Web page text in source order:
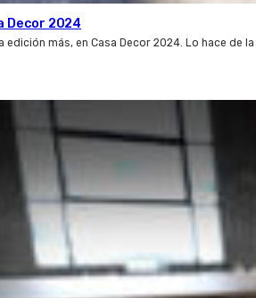
Decor 2024
edición más, en Casa Decor 2024. Lo hace de